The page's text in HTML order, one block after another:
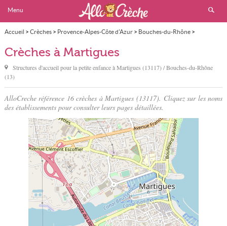
Menu
Accueil > Crèches> Provence-Alpes-Côte d'Azur> Bouches-du-Rhône>
Martigues
Crèches à Martigues
Structures d'accueil pour la petite enfance àMartigues (13117) / Bouches-du-Rhône
(13)
AlloCreche référence 16 crèches à Martigues (13117). Cliquez sur les noms
des établissements pour consulter leurs pages détaillées.